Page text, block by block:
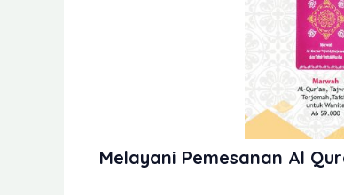
Melayani Pemesanan Al